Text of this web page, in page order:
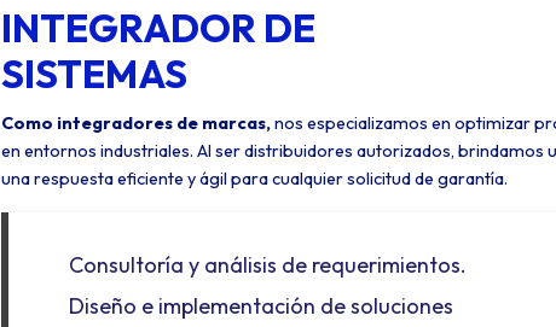
INTEGRADOR DE
SISTEMAS
Como integradores de marcas,nos especializamos en optimizar
en entornos industriales. Al ser distribuidores autorizados, brindamos
una respuesta eficiente y ágil para cualquier solicitud de garantía.
Consultoría y análisis de requerimientos.
Diseño e implementación de soluciones